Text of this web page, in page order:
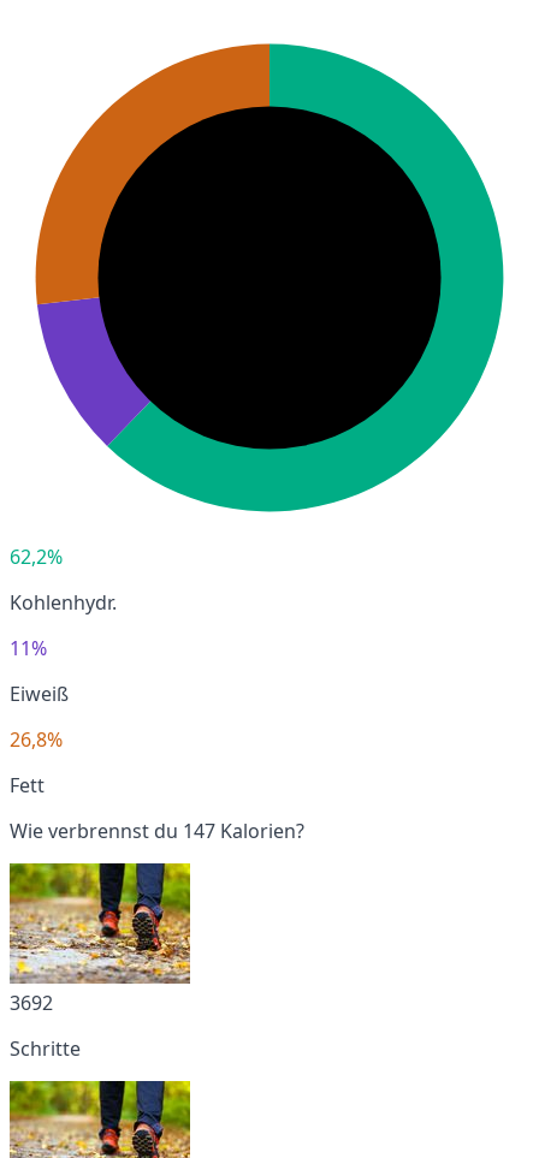
62,2%
Kohlenhydr.
11%
Eiweiß
26,8%
Fett
Wie verbrennst du 147 Kalorien?
3692
Schritte